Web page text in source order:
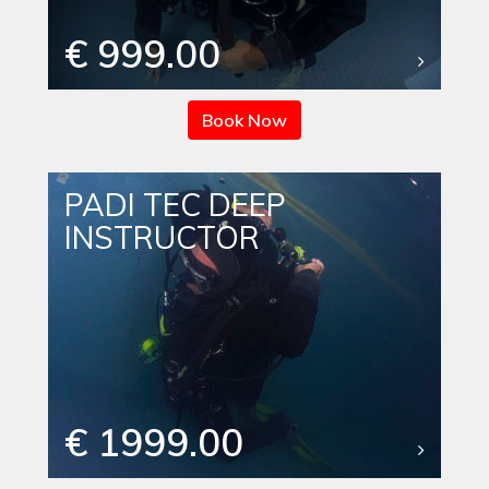
€ 999.00
Book Now
PADI TEC DEEP
INSTRUCTOR
€ 1999.00